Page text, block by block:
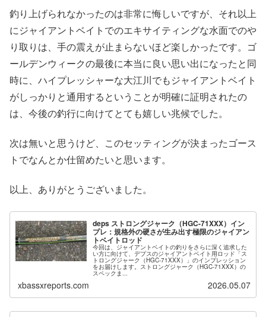
釣り上げられなかったのは非常に悔しいですが、それ以上
にジャイアントベイトでのエキサイティングな水面でのや
り取りは、手の震えが止まらないほど楽しかったです。ゴ
ールデンウィークの最後に本当に良い思い出になったと同
時に、ハイプレッシャーな大江川でもジャイアントベイト
がしっかりと通用するということが明確に証明されたの
は、今後の釣行に向けてとても嬉しい兆候でした。
次は無いと思うけど、このセッティングが決まったゴース
トでなんとか仕留めたいと思います。
以上、ありがとうございました。
deps ストロングジャーク（HGC-71XXX）イン
プレ：規格外の硬さが生み出す極限のジャイアン
トベイトロッド
今回は、ジャイアントベイトの釣りをさらに深く追求した
い方に向けて、デプスのジャイアントベイト用ロッド「ス
トロングジャーク（HGC-71XXX）」のインプレッション
をお届けします。ストロングジャーク（HGC-71XXX）の
スペックま...
xbassxreports.com 2026.05.07